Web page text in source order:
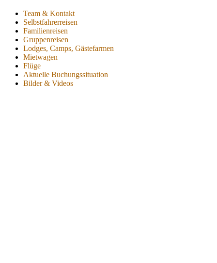
Team & Kontakt
Selbstfahrerreisen
Familienreisen
Gruppenreisen
Lodges, Camps, Gästefarmen
Mietwagen
Flüge
Aktuelle Buchungssituation
Bilder & Videos